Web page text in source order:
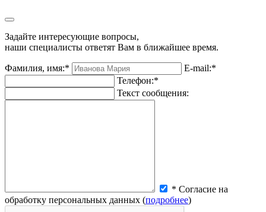
Задайте интересующие вопросы,
наши специалисты ответят Вам в ближайшее время.
Фамилия, имя:*
E-mail:*
Телефон:*
Текст сообщения:
* Согласие на
обработку персональных данных (подробнее)